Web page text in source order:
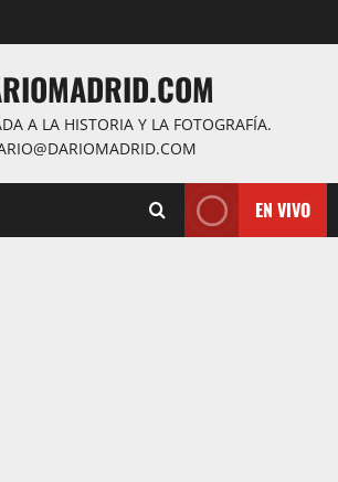
A LA HISTORIA Y LA FOTOGRAFÍA.
EN VIVO